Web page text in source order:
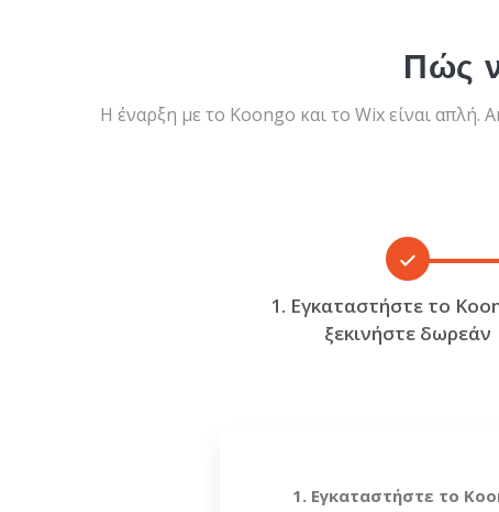
Πώς
Η έναρξη με το Koongo και το Wix είναι απλή.
1. Εγκαταστήστε το
ξεκινήστε δωρεάν
1. Εγκαταστήστε το